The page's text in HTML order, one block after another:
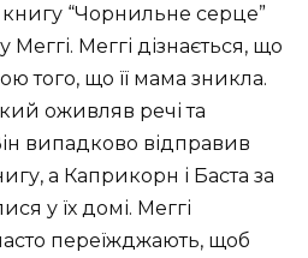
книгу “Чорнильне серце”
Меггі дізнається, що
того, що її мама зникла.
оживляв речі та
випадково відправив
а Каприкорн і Баста за
у їх домі. Меггі
переїжджають, щоб